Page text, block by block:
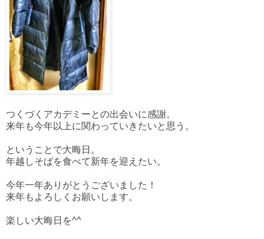
つくづくアカデミーとの出会いに感謝。
来年も今年以上に関わっていきたいと思う。
ということで大晦日。
年越しそばを食べて新年を迎えたい。
今年一年ありがとうございました！
来年もよろしくお願いします。
楽しい大晦日を^^